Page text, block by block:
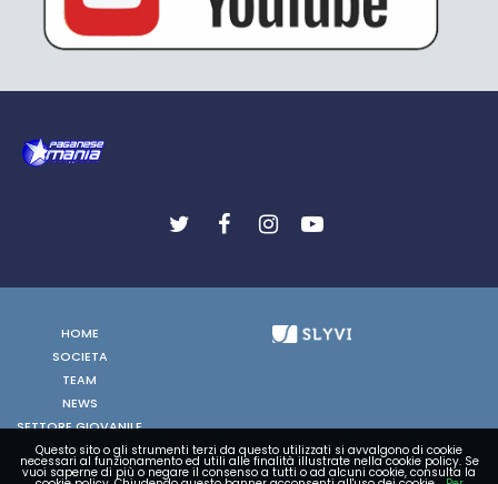
HOME
SOCIETA
TEAM
NEWS
SETTORE GIOVANILE
FOTO
VIDEO
Questo sito o gli strumenti terzi da questo utilizzati si avvalgono di cookie
necessari al funzionamento ed utili alle finalità illustrate nella cookie policy. Se
vuoi saperne di più o negare il consenso a tutti o ad alcuni cookie, consulta la